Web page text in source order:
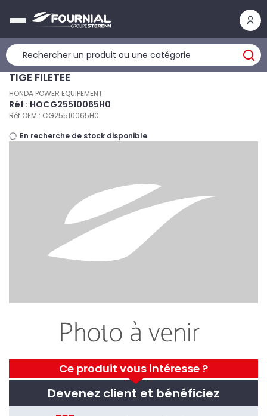
Ce produit vous intéresse ?
Devenez client et bénéficiez
TIGE FILETEE
HONDA POWER EQUIPEMENT
Réf : HOCG25510065H0
Réf OEM : CG25510065H0
En recherche de stock disponible